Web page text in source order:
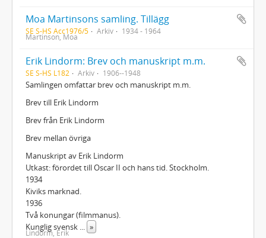
Moa Martinsons samling. Tillägg
SE S-HS Acc1976/5 Arkiv 1934 - 1964
Martinson, Moa
Erik Lindorm: Brev och manuskript m.m.
SE S-HS L182 Arkiv 1906--1948
Samlingen omfattar brev och manuskript m.m.
Brev till Erik Lindorm
Brev från Erik Lindorm
Brev mellan övriga
Manuskript av Erik Lindorm
Utkast: förordet till Oscar II och hans tid. Stockholm.
1934
Kiviks marknad.
1936
Två konungar (filmmanus).
Kunglig svensk
»
Lindorm, Erik